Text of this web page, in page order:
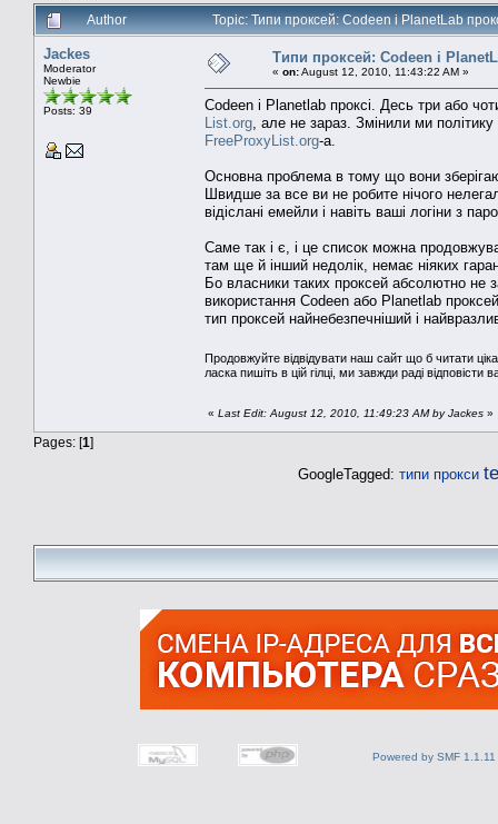
Author
Topic: Типи проксей: Codeen і PlanetLab
Jackes
Moderator
Newbie
Posts: 39
Типи проксей: Codeen і
« on:August 12, 2010, 11:43:22 AM »
Codeen і Planetlab проксі. Десь три або
List.org , але не зараз. Змінили ми
FreeProxyList.org-а.
Основна проблема в тому що вони
Швидше за все ви не робите нічого
відіслані емейли і навіть ваші логіни з
Саме так і є, і це список можна
там ще й інший недолік, немає ніяких
Бо власники таких проксей абсолютно не
використання Codeen або Planetlab
тип проксей найнебезпечніший і
Продовжуйте відвідувати наш сайт що б читати
ласка пишіть в цій гілці, ми завжди раді відповісти
« Last Edit: August 12, 2010, 11:49:23 AM by Jackes »
Pages: [1]
GoogleTagged: типи прокси
Powered by SMF 1.1.11